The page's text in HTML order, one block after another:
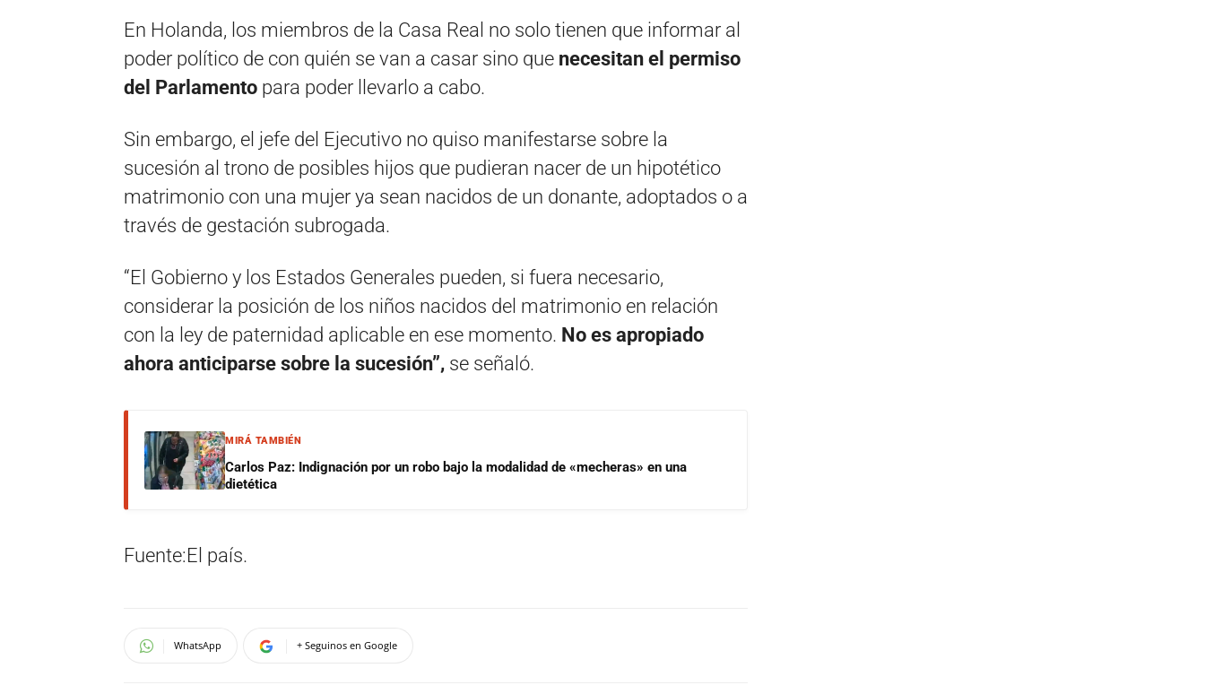
En Holanda, los miembros de la Casa Real no solo tienen que informar al
poder político de con quién se van a casar sino que necesitan el permiso
del Parlamento para poder llevarlo a cabo.
Sin embargo, el jefe del Ejecutivo no quiso manifestarse sobre la
sucesión al trono de posibles hijos que pudieran nacer de un hipotético
matrimonio con una mujer ya sean nacidos de un donante, adoptados o a
través de gestación subrogada.
“El Gobierno y los Estados Generales pueden, si fuera necesario,
considerar la posición de los niños nacidos del matrimonio en relación
con la ley de paternidad aplicable en ese momento. No es apropiado
ahora anticiparse sobre la sucesión”, se señaló.
MIRÁ TAMBIÉN
Carlos Paz: Indignación por un robo bajo la modalidad de «mecheras» en una
dietética
Fuente:El país.
WhatsApp + Seguinos en Google